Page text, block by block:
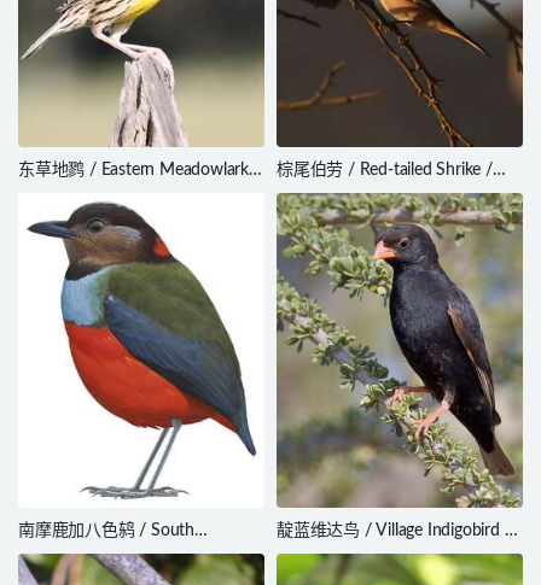
东草地鹨 / Eastern Meadowlark /
棕尾伯劳 / Red-tailed Shrike /
Lanius phoenicuroides
南摩鹿加八色鸫 / South
Moluccan Pitta / Erythropitta
rubrinucha
靛蓝维达鸟 / Village Indigobird /
Vidua chalybeata